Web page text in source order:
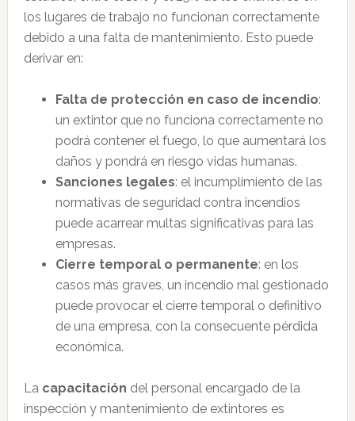
los lugares de trabajo no funcionan correctamente
debido a una falta de mantenimiento. Esto puede
derivar en:
Falta de protección en caso de incendio:
un extintor que no funciona correctamente no
podrá contener el fuego, lo que aumentará los
daños y pondrá en riesgo vidas humanas.
Sanciones legales: el incumplimiento de las
normativas de seguridad contra incendios
puede acarrear multas significativas para las
empresas.
Cierre temporal o permanente: en los
casos más graves, un incendio mal gestionado
puede provocar el cierre temporal o definitivo
de una empresa, con la consecuente pérdida
económica.
La capacitación del personal encargado de la
inspección y mantenimiento de extintores es